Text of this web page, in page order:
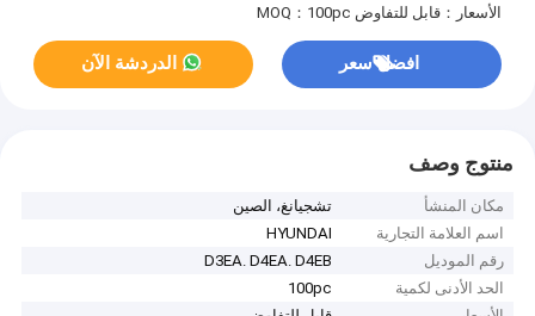
الأسعار：قابل للتفاوض MOQ：100pc
افضل سعر الدردشة الآن
منتوج وصف
مكان المنشأ
تشجيانغ، الصين
اسم العلامة التجارية
HYUNDAI
رقم الموديل
D3EA. D4EA. D4EB
الحد الأدنى لكمية
100pc